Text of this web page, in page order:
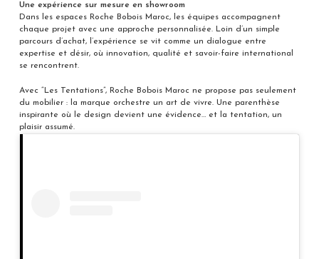
Une expérience sur mesure en showroom
Dans les espaces Roche Bobois Maroc, les équipes accompagnent
chaque projet avec une approche personnalisée. Loin d’un simple
parcours d’achat, l’expérience se vit comme un dialogue entre
expertise et désir, où innovation, qualité et savoir-faire international
se rencontrent.
Avec “Les Tentations”, Roche Bobois Maroc ne propose pas seulement
du mobilier : la marque orchestre un art de vivre. Une parenthèse
inspirante où le design devient une évidence… et la tentation, un
plaisir assumé.